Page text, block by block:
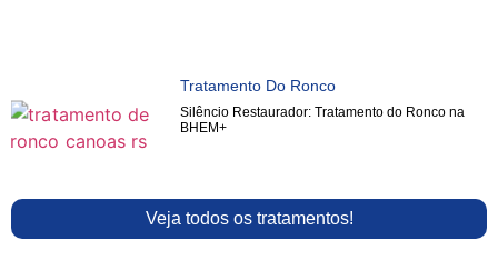
Tratamento Do Ronco
Silêncio Restaurador: Tratamento do Ronco na
BHEM+
Veja todos os tratamentos!